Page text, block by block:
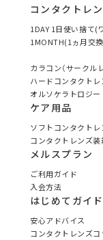
コンタクトレ
1DAY 1日使い捨て(
1MONTH(1ヵ月交
カラコン（サークル
ハードコンタクトレ
オルソケラトロジー
ケア用品
ソフトコンタクトレ
コンタクトレンズ装
メルスプラン
ご利用ガイド
入会方法
はじめてガイド
安心アドバイス
コンタクトレンズコ